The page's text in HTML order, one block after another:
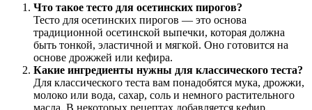
Что такое тесто для осетинских пирогов?
Тесто для осетинских пирогов — это основа
традиционной осетинской выпечки, которая должна
быть тонкой, эластичной и мягкой. Оно готовится на
основе дрожжей или кефира.
Какие ингредиенты нужны для классического теста?
Для классического теста вам понадобятся мука, дрожжи,
молоко или вода, сахар, соль и немного растительного
масла. В некоторых рецептах добавляется кефир.